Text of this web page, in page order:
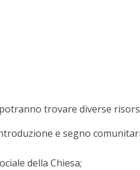
trovare diverse
e segno
della Chiesa;